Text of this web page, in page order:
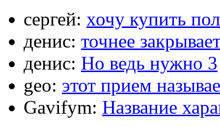
сергей: хочу купить
денис: точнее
денис: Но ведь нужно 3
geo: этот прием
Gavifym: Название